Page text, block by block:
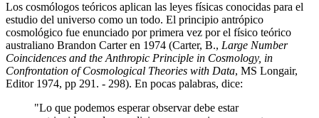
Los cosmólogos teóricos aplican las leyes físicas conocidas para el
estudio del universo como un todo. El principio antrópico
cosmológico fue enunciado por primera vez por el físico teórico
australiano Brandon Carter en 1974 (Carter, B., Large Number
Coincidences and the Anthropic Principle in Cosmology, in
Confrontation of Cosmological Theories with Data, MS Longair,
Editor 1974, pp 291. - 298). En pocas palabras, dice:
"Lo que podemos esperar observar debe estar